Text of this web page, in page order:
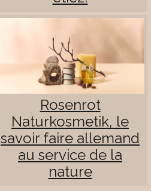
Rosenrot
Naturkosmetik, le
savoir faire allemand
au service de la
nature